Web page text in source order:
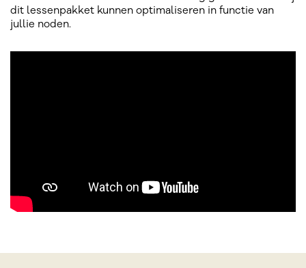
dit lessenpakket kunnen optimaliseren in functie van
jullie noden.